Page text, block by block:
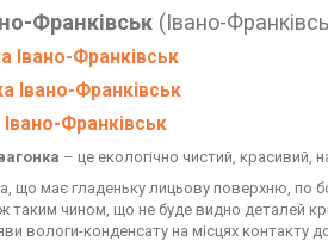
Франківськ (Івано-
Івано-Франківськ
Івано-Франківськ
Франківськ
– це екологічно чистий, красивий,
що має гладеньку лицьову поверхню, по
таким чином, що не буде видно деталей
вологи-конденсату на місцях